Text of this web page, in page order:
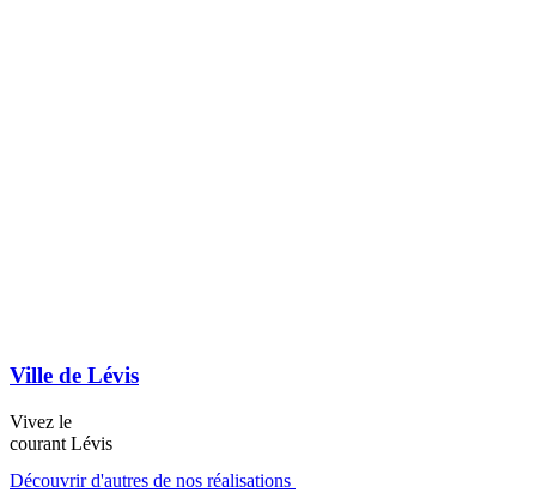
Ville de Lévis
Vivez le
courant Lévis
Découvrir d'autres de nos réalisations